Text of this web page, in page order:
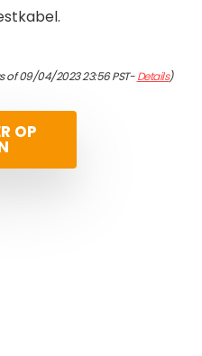
of 09/04/2023 23:56 PST-Details)
OP